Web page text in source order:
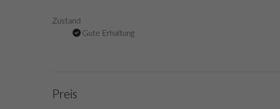
Zustand
Gute Erhaltung
Preis